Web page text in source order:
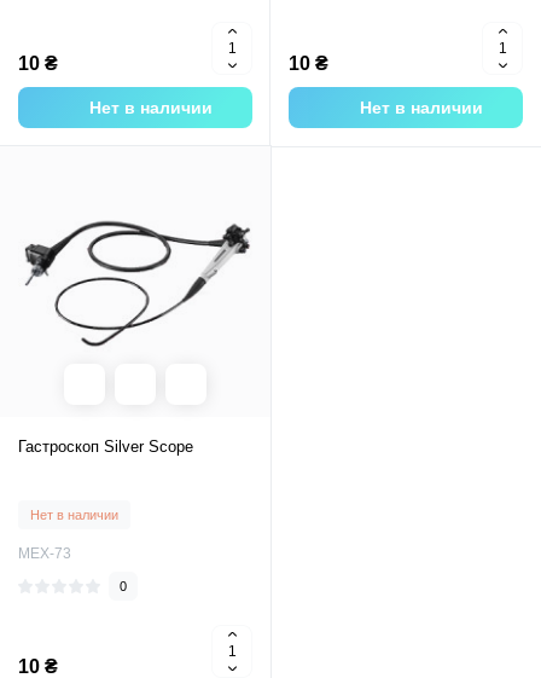
10 ₴
Нет в наличии
10 ₴
Нет в наличии
Гастроскоп Silver Scope
Нет в наличии
MEX-73
0
10 ₴